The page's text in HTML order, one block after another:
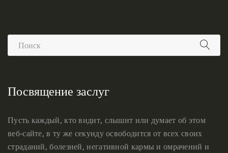
Посвящение заслуг
Пусть каждый, кто видит, слышит или думает об этом
веб-сайте, в ту же секунду освободится от всех своих
страданий, болезней, негативной кармы и омрачений и